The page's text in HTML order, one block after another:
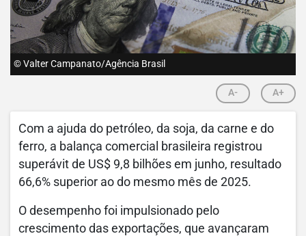
© Valter Campanato/Agência Brasil
A- A+
Com a ajuda do petróleo, da soja, da carne e do
ferro, a balança comercial brasileira registrou
superávit de US$ 9,8 bilhões em junho, resultado
66,6% superior ao do mesmo mês de 2025.
O desempenho foi impulsionado pelo
crescimento das exportações, que avançaram